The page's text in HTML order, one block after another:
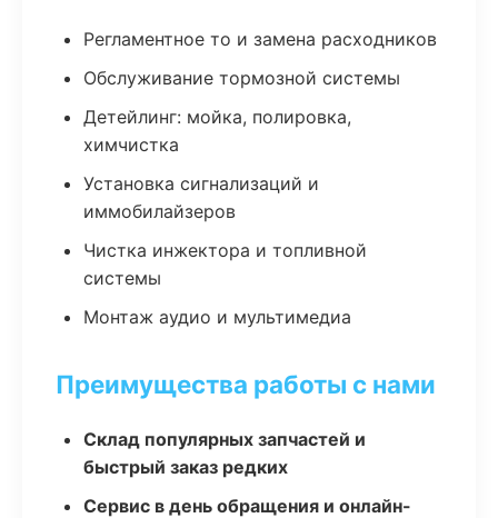
Регламентное то и замена расходников
Обслуживание тормозной системы
Детейлинг: мойка, полировка,
химчистка
Установка сигнализаций и
иммобилайзеров
Чистка инжектора и топливной
системы
Монтаж аудио и мультимедиа
Преимущества работы с нами
Склад популярных запчастей и
быстрый заказ редких
Сервис в день обращения и онлайн-